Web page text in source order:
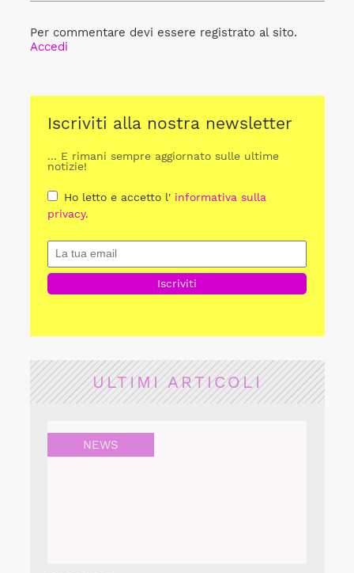
Per commentare devi essere registrato al sito.
Accedi
Iscriviti alla nostra newsletter
... E rimani sempre aggiornato sulle ultime
notizie!
Ho letto e accetto l' informativa sulla
privacy.
ULTIMI ARTICOLI
NEWS